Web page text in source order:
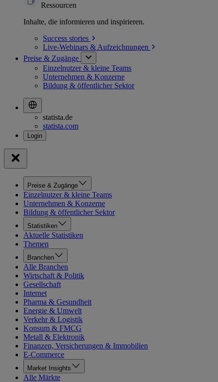
Ressourcen
Inhalte, die informieren und inspirieren.
Success stories
Live-Webinars & Aufzeichnungen
Preise & Zugänge
Einzelnutzer & kleine Teams
Unternehmen & Konzerne
Bildung & öffentlicher Sektor
statista.de
statista.com
Preise & Zugänge
Einzelnutzer & kleine Teams
Unternehmen & Konzerne
Bildung & öffentlicher Sektor
Statistiken
Aktuelle Statistiken
Themen
Branchen
Alle Branchen
Wirtschaft & Politik
Gesellschaft
Internet
Pharma & Gesundheit
Energie & Umwelt
Verkehr & Logistik
Konsum & FMCG
Metall & Elektronik
Finanzen, Versicherungen & Immobilien
E-Commerce
Market Insights
Alle Märkte